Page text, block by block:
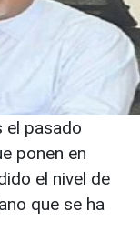
pasado
ponen en
el nivel de
que se ha